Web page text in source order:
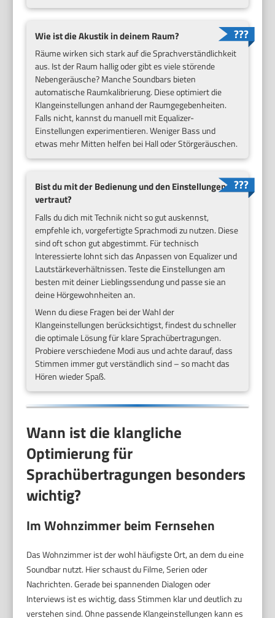
Wie ist die Akustik in deinem Raum?
Räume wirken sich stark auf die Sprachverständlichkeit
aus. Ist der Raum hallig oder gibt es viele störende
Nebengeräusche? Manche Soundbars bieten
automatische Raumkalibrierung. Diese optimiert die
Klangeinstellungen anhand der Raumgegebenheiten.
Falls nicht, kannst du manuell mit Equalizer-
Einstellungen experimentieren. Weniger Bass und
etwas mehr Mitten helfen bei Hall oder Störgeräuschen.
Bist du mit der Bedienung und den Einstellungen
vertraut?
Falls du dich mit Technik nicht so gut auskennst,
empfehle ich, vorgefertigte Sprachmodi zu nutzen. Diese
sind oft schon gut abgestimmt. Für technisch
Interessierte lohnt sich das Anpassen von Equalizer und
Lautstärkeverhältnissen. Teste die Einstellungen am
besten mit deiner Lieblingssendung und passe sie an
deine Hörgewohnheiten an.
Wenn du diese Fragen bei der Wahl der
Klangeinstellungen berücksichtigst, findest du schneller
die optimale Lösung für klare Sprachübertragungen.
Probiere verschiedene Modi aus und achte darauf, dass
Stimmen immer gut verständlich sind – so macht das
Hören wieder Spaß.
Wann ist die klangliche
Optimierung für
Sprachübertragungen besonders
wichtig?
Im Wohnzimmer beim Fernsehen
Das Wohnzimmer ist der wohl häufigste Ort, an dem du eine
Soundbar nutzt. Hier schaust du Filme, Serien oder
Nachrichten. Gerade bei spannenden Dialogen oder
Interviews ist es wichtig, dass Stimmen klar und deutlich zu
verstehen sind. Ohne passende Klangeinstellungen kann es